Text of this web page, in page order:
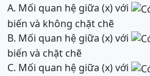
A. Mối quan hệ giữa (x) với
biến và không chặt chẽ
B. Mối quan hệ giữa (x) với
biến và chặt chẽ
C. Mối quan hệ giữa (x) với